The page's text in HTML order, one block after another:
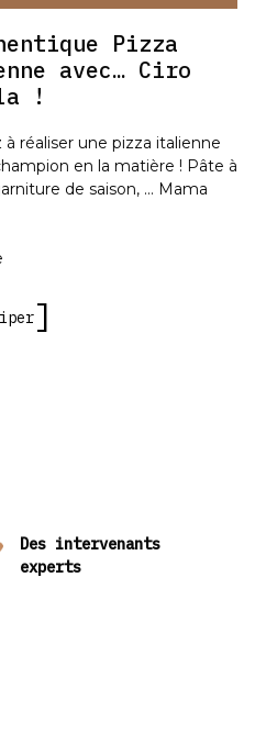
Pizza
avec… Ciro
!
à réaliser une pizza italienne
en la matière ! Pâte à
de saison, ... Mama
Des intervenants
experts